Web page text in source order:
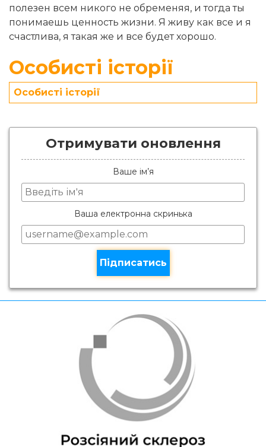
полезен всем никого не обременяя, и тогда ты
понимаешь ценность жизни. Я живу как все и я
счастлива, я такая же и все будет хорошо.
Особисті історії
Особисті історії
Отримувати оновлення
Ваше ім’я
Ваша електронна скринька